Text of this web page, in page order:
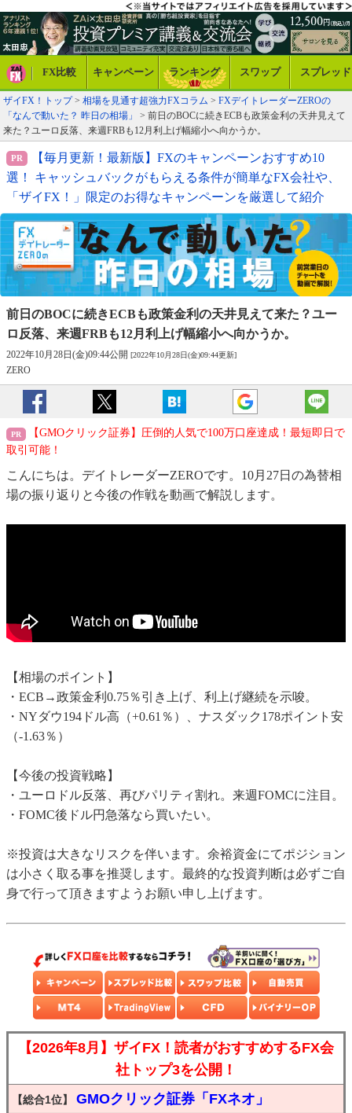
FX比較 キャンペーン ランキング スワップ スプレッド
ザイFX！トップ> 相場を見通す超強力FXコラム > FXデイトレーダーZEROの
「なんで動いた？ 昨日の相場」
> 前日のBOCに続きECBも政策金利の天井見えて
来た？ユーロ反落、来週FRBも12月利上げ幅縮小へ向かうか。
【毎月更新！最新版】FXのキャンペーンおすすめ10
選！ キャッシュバックがもらえる条件が簡単なFX会社や、
「ザイFX！」限定のお得なキャンペーンを厳選して紹介
前日のBOCに続きECBも政策金利の天井見えて来た？ユー
ロ反落、来週FRBも12月利上げ幅縮小へ向かうか。
2022年10月28日(金)09:44公開 [2022年10月28日(金)09:44更新]
ZERO
【GMOクリック証券】圧倒的人気で100万口座達成！最短即日で
取引可能！
こんにちは。デイトレーダーZEROです。10月27日の為替相
場の振り返りと今後の作戦を動画で解説します。
【相場のポイント】
・ECB→政策金利0.75％引き上げ、利上げ継続を示唆。
・NYダウ194ドル高（+0.61％）、ナスダック178ポイント安
（-1.63％）
【今後の投資戦略】
・ユーロドル反落、再びパリティ割れ。来週FOMCに注目。
・FOMC後ドル円急落なら買いたい。
※投資は大きなリスクを伴います。余裕資金にてポジション
は小さく取る事を推奨します。最終的な投資判断は必ずご自
身で行って頂きますようお願い申し上げます。
【2026年8月】ザイFX！読者がおすすめするFX会
社トップ3を公開！
【総合1位】 GMOクリック証券「FXネオ」